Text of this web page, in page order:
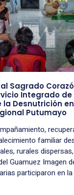
Sagrado
Integrado
la Desnutrición
Putumayo
familiar
rurales
Guamuez Imagen
participaron en